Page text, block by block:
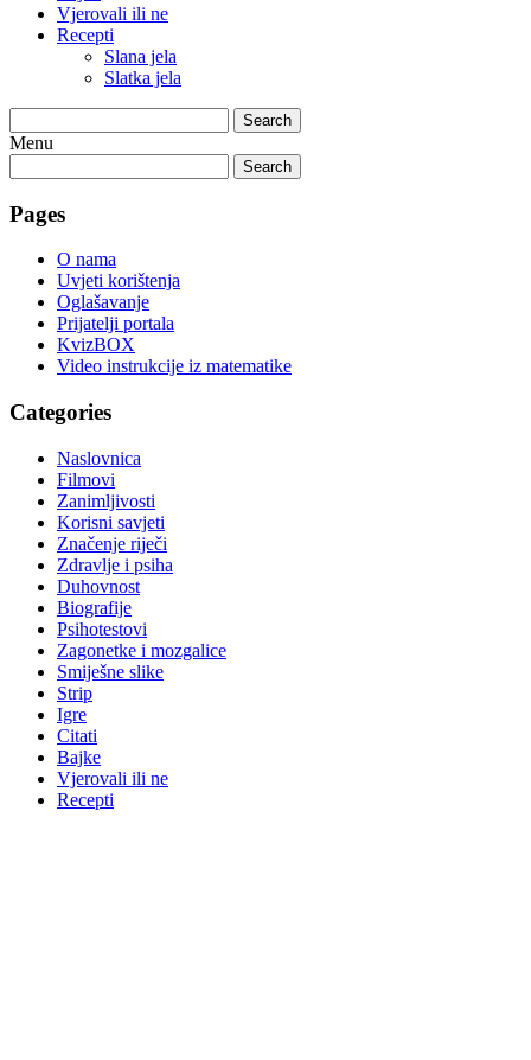
Vjerovali ili ne
Recepti
Slana jela
Slatka jela
Search
Menu
Search
Pages
O nama
Uvjeti korištenja
Oglašavanje
Prijatelji portala
KvizBOX
Video instrukcije iz matematike
Categories
Naslovnica
Filmovi
Zanimljivosti
Korisni savjeti
Značenje riječi
Zdravlje i psiha
Duhovnost
Biografije
Psihotestovi
Zagonetke i mozgalice
Smiješne slike
Strip
Igre
Citati
Bajke
Vjerovali ili ne
Recepti